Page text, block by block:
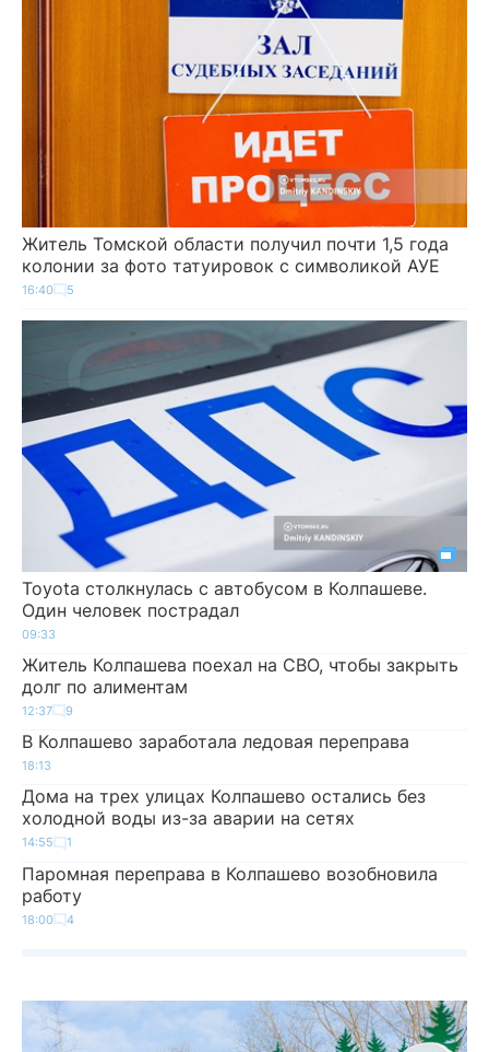
Житель Томской области получил почти 1,5 года
колонии за фото татуировок с символикой АУЕ
16:40 5
Toyota столкнулась с автобусом в Колпашеве.
Один человек пострадал
09:33
Житель Колпашева поехал на СВО, чтобы закрыть
долг по алиментам
12:37 9
В Колпашево заработала ледовая переправа
18:13
Дома на трех улицах Колпашево остались без
холодной воды из-за аварии на сетях
14:55 1
Паромная переправа в Колпашево возобновила
работу
18:00 4